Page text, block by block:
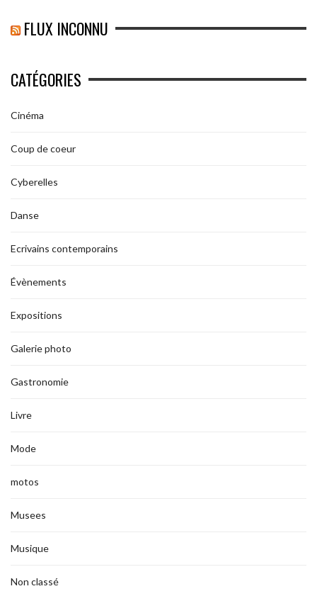
FLUX INCONNU
CATÉGORIES
Cinéma
Coup de coeur
Cyberelles
Danse
Ecrivains contemporains
Évènements
Expositions
Galerie photo
Gastronomie
Livre
Mode
motos
Musees
Musique
Non classé